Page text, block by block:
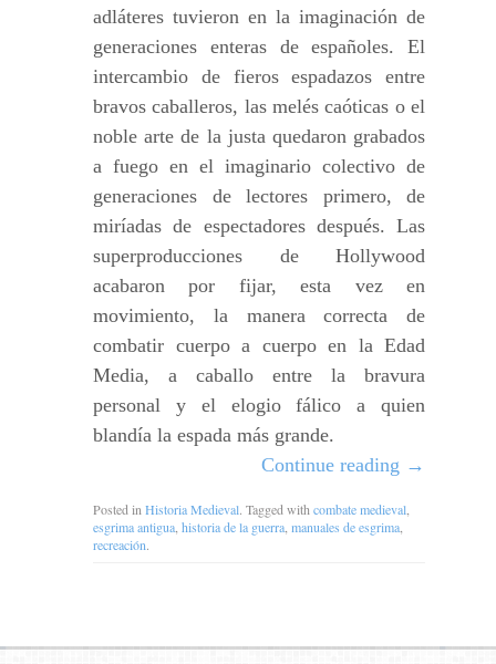
adláteres tuvieron en la imaginación de
generaciones enteras de españoles. El
intercambio de fieros espadazos entre
bravos caballeros, las melés caóticas o el
noble arte de la justa quedaron grabados
a fuego en el imaginario colectivo de
generaciones de lectores primero, de
miríadas de espectadores después. Las
superproducciones de Hollywood
acabaron por fijar, esta vez en
movimiento, la manera correcta de
combatir cuerpo a cuerpo en la Edad
Media, a caballo entre la bravura
personal y el elogio fálico a quien
blandía la espada más grande.
Continue reading →
Posted inHistoria Medieval. Tagged withcombate medieval,
esgrima antigua, historia de la guerra, manuales de esgrima,
recreación.